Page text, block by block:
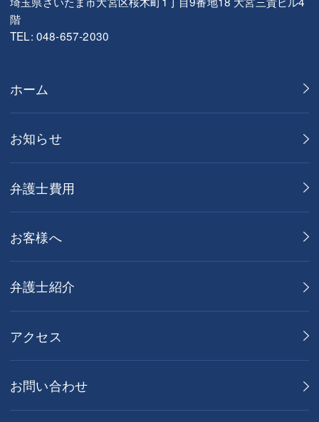
階
TEL: 048-657-2030
ホーム
お知らせ
弁護士費用
お客様へ
弁護士紹介
アクセス
お問い合わせ